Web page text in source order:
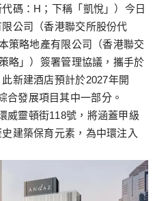
碼：H；下稱「凱悅」）今日
公司（香港聯交所股份代
策略地產有限公司（香港聯交
略」）簽署管理協議，攜手於
新建酒店預計於2027年開
合發展項目其中一部分。
威靈頓街118號，將涵蓋甲級
建築保育元素，為中環注入